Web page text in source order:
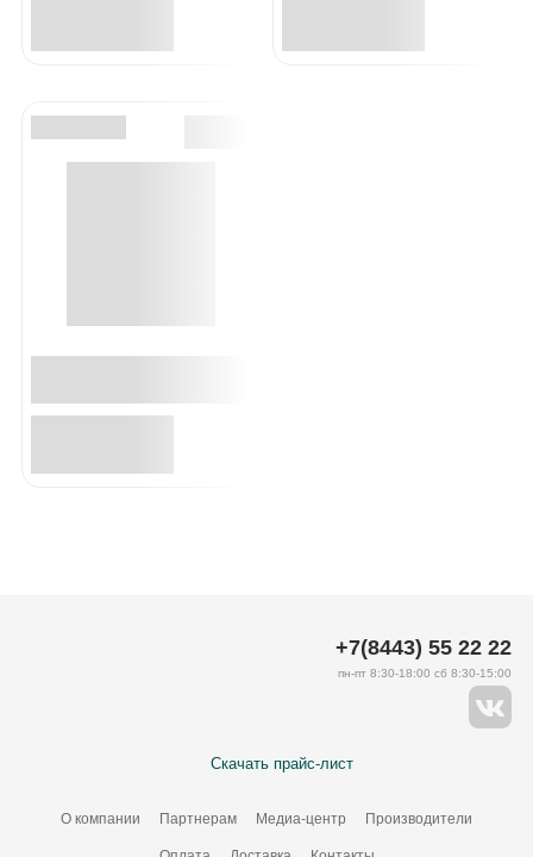
Скачать прайс-лист
О компании Партнерам Медиа-центр Производители
+7(8443) 55 22 22
пн-пт 8:30-18:00 сб 8:30-15:00